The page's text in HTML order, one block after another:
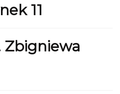
11
Zbigniewa